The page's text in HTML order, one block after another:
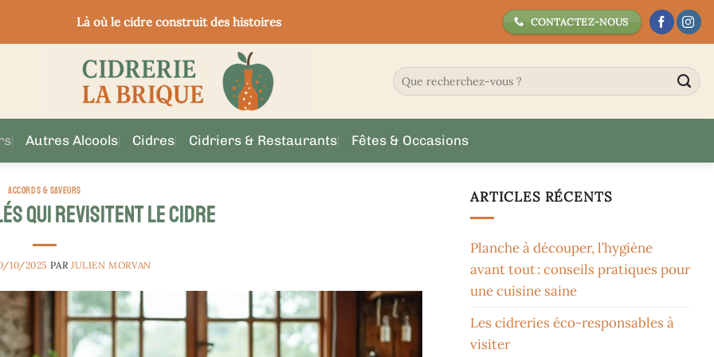
Là où le cidre construit des histoires CONTACTEZ-NOUS
Autres Alcools Cidres Cidriers & Restaurants Fêtes & Occasions
ACCORDS & SAVEURS
qui revisitent le cidre
10/2025 PARJULIEN MORVAN
ARTICLES RÉCENTS
Planche à découper, l’hygiène
avant tout : conseils pratiques pour
une cuisine saine
Les cidreries éco-responsables à
visiter